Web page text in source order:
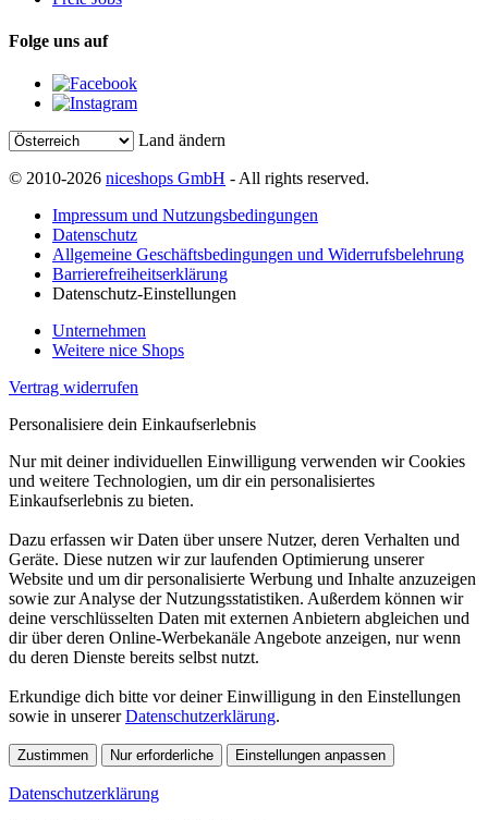
Folge uns auf
Land ändern
© 2010-2026 niceshops GmbH - All rights reserved.
Impressum und Nutzungsbedingungen
Datenschutz
Allgemeine Geschäftsbedingungen und Widerrufsbelehrung
Barrierefreiheitserklärung
Datenschutz-Einstellungen
Unternehmen
Weitere nice Shops
Vertrag widerrufen
Personalisiere dein Einkaufserlebnis
Nur mit deiner individuellen Einwilligung verwenden wir Cookies
und weitere Technologien, um dir ein personalisiertes
Einkaufserlebnis zu bieten.
Dazu erfassen wir Daten über unsere Nutzer, deren Verhalten und
Geräte. Diese nutzen wir zur laufenden Optimierung unserer
Website und um dir personalisierte Werbung und Inhalte anzuzeigen
sowie zur Analyse der Nutzungsstatistiken. Außerdem können wir
deine verschlüsselten Daten mit externen Anbietern abgleichen und
dir über deren Online-Werbekanäle Angebote anzeigen, nur wenn
du deren Dienste bereits selbst nutzt.
Erkundige dich bitte vor deiner Einwilligung in den Einstellungen
sowie in unsererDatenschutzerklärung.
Zustimmen Nur erforderliche Einstellungen anpassen
Datenschutzerklärung